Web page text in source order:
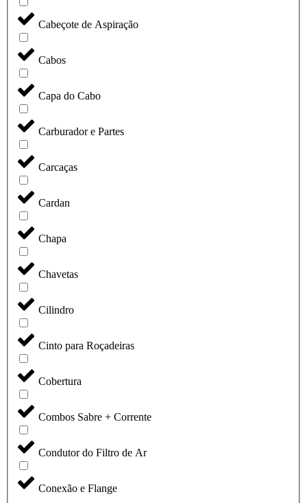
Cabeçote de Aspiração
Cabos
Capa do Cabo
Carburador e Partes
Carcaças
Cardan
Chapa
Chavetas
Cilindro
Cinto para Roçadeiras
Cobertura
Combos Sabre + Corrente
Condutor do Filtro de Ar
Conexão e Flange